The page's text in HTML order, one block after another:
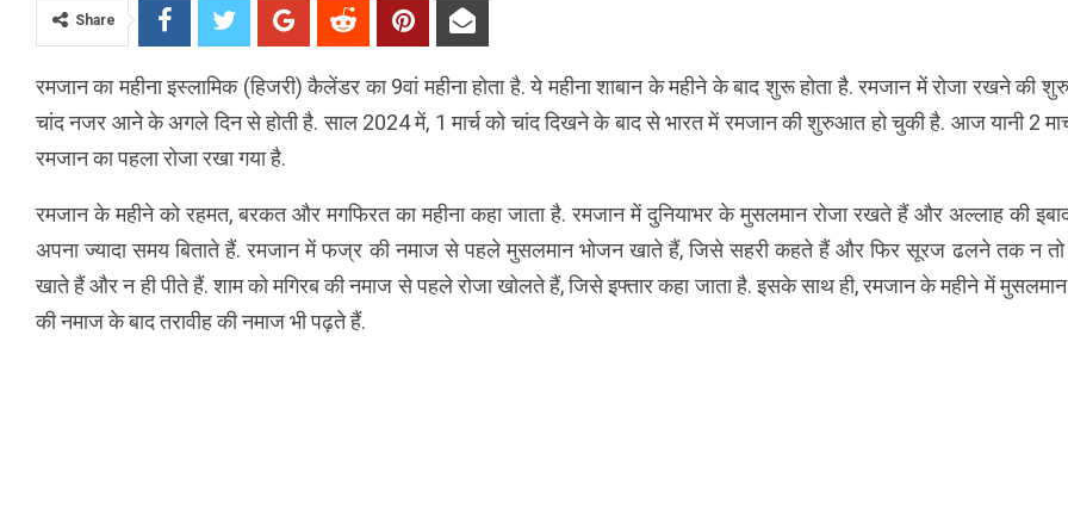
Share
रमजान का महीना इस्लामिक (हिजरी) कैलेंडर का 9वां महीना होता है. ये महीना शाबान के महीने के बाद शुरू होता है. रमजान में रोजा रखने की
चांद नजर आने के अगले दिन से होती है. साल 2024 में, 1 मार्च को चांद दिखने के बाद से भारत में रमजान की शुरुआत हो चुकी है. आज यानी 2
रमजान का पहला रोजा रखा गया है.
रमजान के महीने को रहमत, बरकत और मगफिरत का महीना कहा जाता है. रमजान में दुनियाभर के मुसलमान रोजा रखते हैं और अल्लाह की
अपना ज्यादा समय बिताते हैं. रमजान में फज्र की नमाज से पहले मुसलमान भोजन खाते हैं, जिसे सहरी कहते हैं और फिर सूरज ढलने तक न
खाते हैं और न ही पीते हैं. शाम को मगिरब की नमाज से पहले रोजा खोलते हैं, जिसे इफ्तार कहा जाता है. इसके साथ ही, रमजान के महीने में
की नमाज के बाद तरावीह की नमाज भी पढ़ते हैं.